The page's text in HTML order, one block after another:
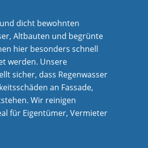
dicht bewohnten
Altbauten und begrünte
hier besonders schnell
werden. Unsere
sicher, dass Regenwasser
an Fassade,
Wir reinigen
für Eigentümer, Vermieter